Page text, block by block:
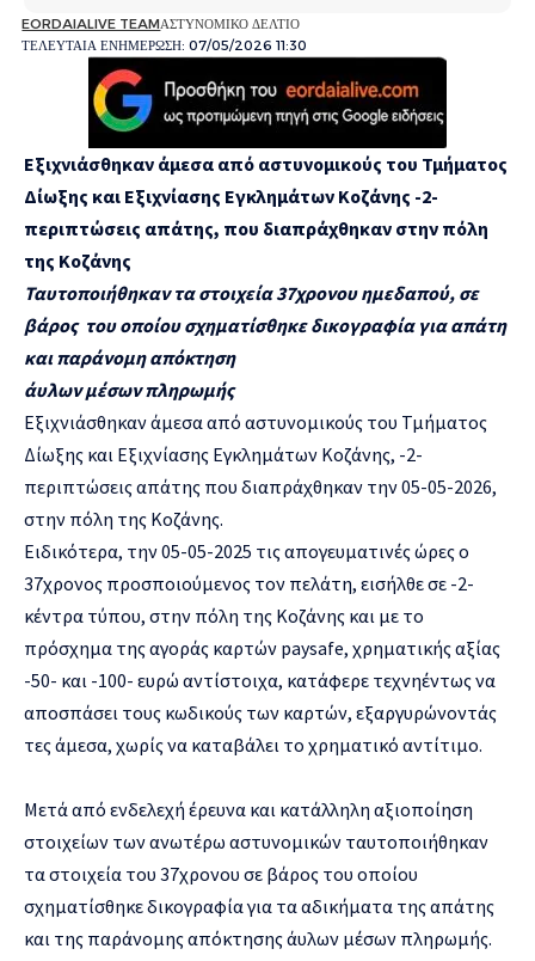
ΤΕΛΕΥΤΑΙΑ ΕΝΗΜΕΡΩΣΗ: 07/05/2026 11:30
EORDAIALIVE TEAMΑΣΤΥΝΟΜΙΚΟ ΔΕΛΤΙΟ
Εξιχνιάσθηκαν άμεσα από αστυνομικούς του Τμήματος
Δίωξης και Εξιχνίασης Εγκλημάτων Κοζάνης -2-
περιπτώσεις απάτης, που διαπράχθηκαν στην πόλη
της Κοζάνης
Ταυτοποιήθηκαν τα στοιχεία 37χρονου ημεδαπού, σε
βάρος του οποίου σχηματίσθηκε δικογραφία για απάτη
και παράνομη απόκτηση
άυλων μέσων πληρωμής
Εξιχνιάσθηκαν άμεσα από αστυνομικούς του Τμήματος
Δίωξης και Εξιχνίασης Εγκλημάτων Κοζάνης, -2-
περιπτώσεις απάτης που διαπράχθηκαν την 05-05-2026,
στην πόλη της Κοζάνης.
Ειδικότερα, την 05-05-2025 τις απογευματινές ώρες ο
37χρονος προσποιούμενος τον πελάτη, εισήλθε σε -2-
κέντρα τύπου, στην πόλη της Κοζάνης και με το
πρόσχημα της αγοράς καρτών paysafe, χρηματικής αξίας
-50- και -100- ευρώ αντίστοιχα, κατάφερε τεχνηέντως να
αποσπάσει τους κωδικούς των καρτών, εξαργυρώνοντάς
τες άμεσα, χωρίς να καταβάλει το χρηματικό αντίτιμο.
Μετά από ενδελεχή έρευνα και κατάλληλη αξιοποίηση
στοιχείων των ανωτέρω αστυνομικών ταυτοποιήθηκαν
τα στοιχεία του 37χρονου σε βάρος του οποίου
σχηματίσθηκε δικογραφία για τα αδικήματα της απάτης
και της παράνομης απόκτησης άυλων μέσων πληρωμής.